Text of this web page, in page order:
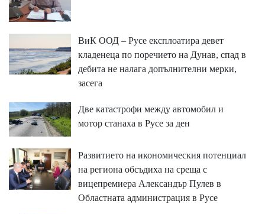
ВиК ООД – Русе експлоатира девет
кладенеца по поречието на Дунав, спад в
дебита не налага допълнителни мерки,
засега
Две катастрофи между автомобил и
мотор станаха в Русе за ден
Развитието на икономическия потенциал
на региона обсъдиха на среща с
вицепремиера Александър Пулев в
Областната администрация в Русе